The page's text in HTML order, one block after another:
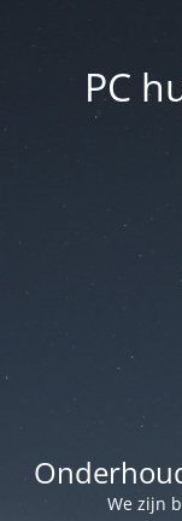
PC
We zijn